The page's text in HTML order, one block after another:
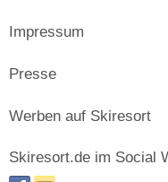
Impressum
Presse
Werben auf Skiresort
Skiresort.de im Social